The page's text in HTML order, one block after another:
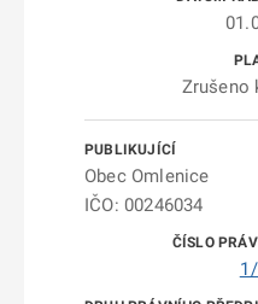
Zrušeno
Obec Omlenice
IČO: 00246034